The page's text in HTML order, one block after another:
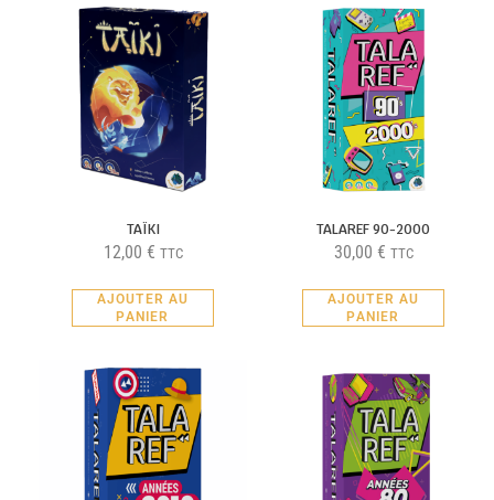
TAÏKI
12,00 € TTC
AJOUTER AU
PANIER
TALAREF 90-2000
30,00 € TTC
AJOUTER AU
PANIER